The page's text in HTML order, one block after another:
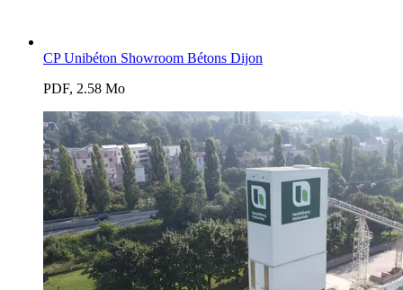
CP Unibéton Showroom Bétons Dijon
PDF, 2.58 Mo